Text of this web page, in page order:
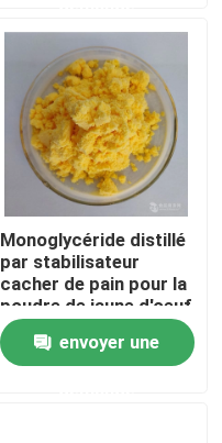
Monoglycéride distillé
par stabilisateur
cacher de pain pour la
poudre de jaune d'oeuf
envoyer une